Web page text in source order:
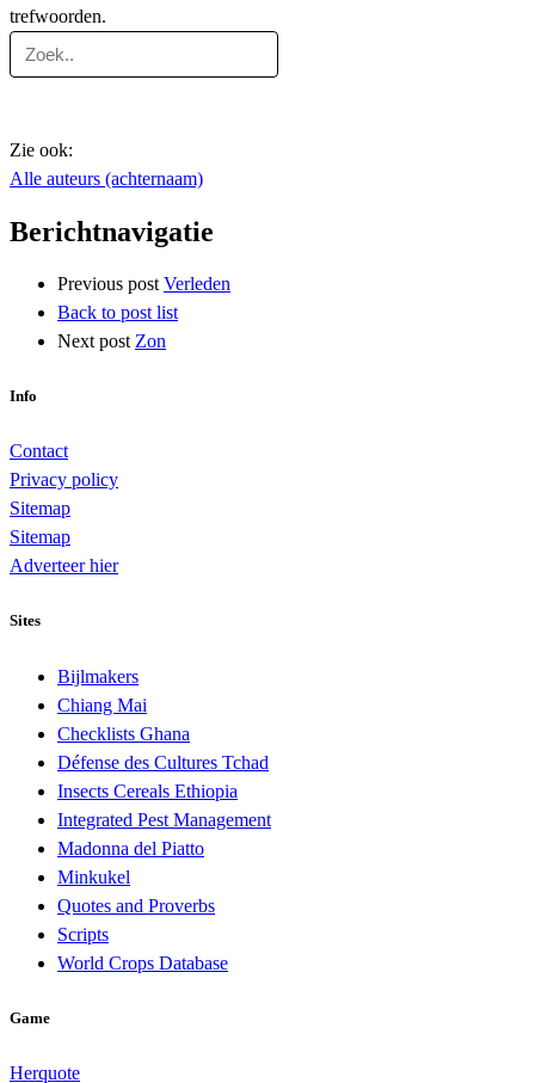
trefwoorden.
Zie ook:
Alle auteurs (achternaam)
Berichtnavigatie
Previous post Verleden
Back to post list
Next post Zon
Info
Contact
Privacy policy
Sitemap
Sitemap
Adverteer hier
Sites
Bijlmakers
Chiang Mai
Checklists Ghana
Défense des Cultures Tchad
Insects Cereals Ethiopia
Integrated Pest Management
Madonna del Piatto
Minkukel
Quotes and Proverbs
Scripts
World Crops Database
Game
Herquote